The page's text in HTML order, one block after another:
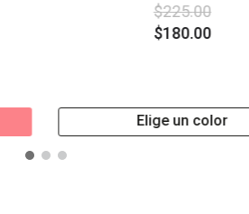
$225.00
$180.00
Elige un color